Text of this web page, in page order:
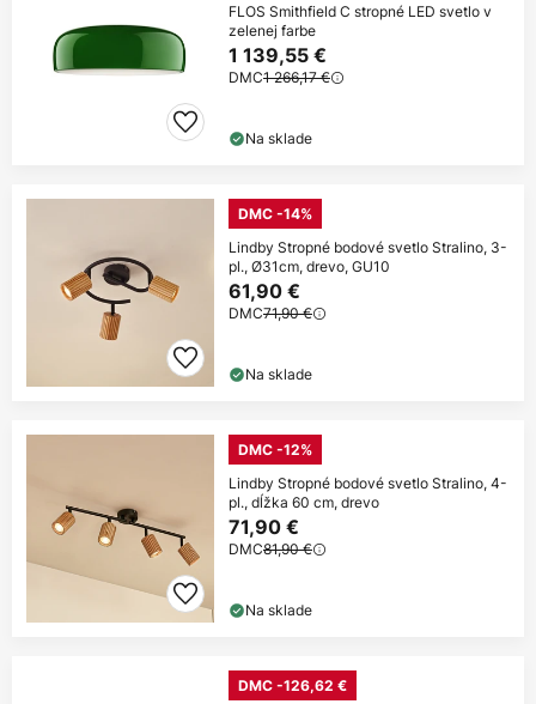
FLOS Smithfield C stropné LED svetlo v
zelenej farbe
1 139,55 €
DMC1 266,17 €
Na sklade
DMC -14%
Lindby Stropné bodové svetlo Stralino, 3-
pl., Ø31cm, drevo, GU10
61,90 €
DMC71,90 €
Na sklade
DMC -12%
Lindby Stropné bodové svetlo Stralino, 4-
pl., dĺžka 60 cm, drevo
71,90 €
DMC81,90 €
Na sklade
DMC -126,62 €